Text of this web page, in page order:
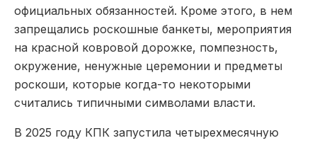
официальных обязанностей. Кроме этого, в нем
запрещались роскошные банкеты, мероприятия
на красной ковровой дорожке, помпезность,
окружение, ненужные церемонии и предметы
роскоши, которые когда-то некоторыми
считались типичными символами власти.
В 2025 году КПК запустила четырехмесячную